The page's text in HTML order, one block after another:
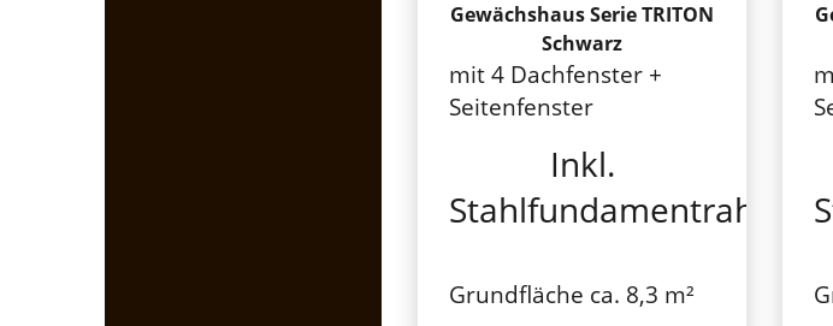
Gewächshaus Serie TRITON
Schwarz
mit 4 Dachfenster +
Seitenfenster
Inkl.
Stahlfundamentrahmen
Grundfläche ca. 8,3 m²